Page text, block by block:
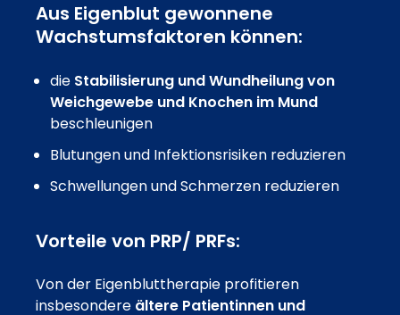
Aus Eigenblut gewonnene
Wachstumsfaktoren können:
die Stabilisierung und Wundheilung von
Weichgewebe und Knochen im Mund
beschleunigen
Blutungen und Infektionsrisiken reduzieren
Schwellungen und Schmerzen reduzieren
Vorteile von PRP/ PRFs:
Von der Eigenbluttherapie profitieren
insbesondere ältere Patientinnen und